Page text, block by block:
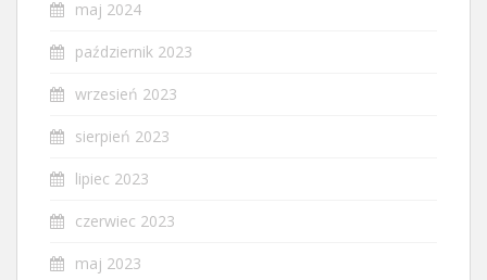
maj 2024
październik 2023
wrzesień 2023
sierpień 2023
lipiec 2023
czerwiec 2023
maj 2023